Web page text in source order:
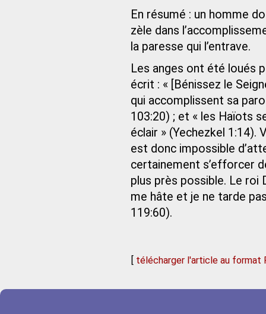
En résumé : un homme
zèle dans
la paresse qui l’entrave.
Les anges ont été loués
écrit : « [Bénissez le
qui accomplissent sa
103:20) ; et « les Haïots
éclair » (Yechezkel 1:14).
est donc impossible
certainement s’efforcer
plus près possible. Le roi
me hâte et je ne tarde
119:60).
[ télécharger l'article au format